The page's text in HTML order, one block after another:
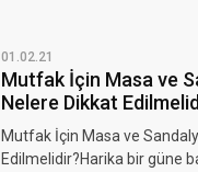
01.02.21
Mutfak İçin Masa ve
Nelere Dikkat
Mutfak İçin Masa ve
Edilmelidir?Harika bir güne